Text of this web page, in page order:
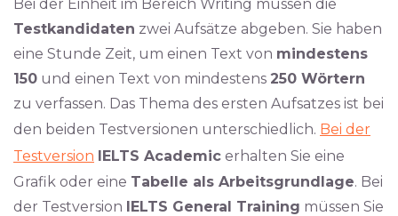
Bei der Einheit im Bereich Writing müssen die
Testkandidaten zwei Aufsätze abgeben. Sie haben
eine Stunde Zeit, um einen Text von mindestens
150 und einen Text von mindestens 250 Wörtern
zu verfassen. Das Thema des ersten Aufsatzes ist bei
den beiden Testversionen unterschiedlich. Bei der
Testversion IELTS Academic erhalten Sie eine
Grafik oder eine Tabelle als Arbeitsgrundlage. Bei
der Testversion IELTS General Training müssen Sie